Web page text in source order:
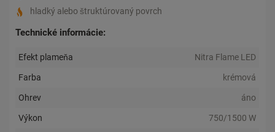
hladký alebo štruktúrovaný povrch
Technické informácie:
Efekt plameňa Nitra Flame LED
Farba krémová
Ohrev áno
Výkon 750/1500 W